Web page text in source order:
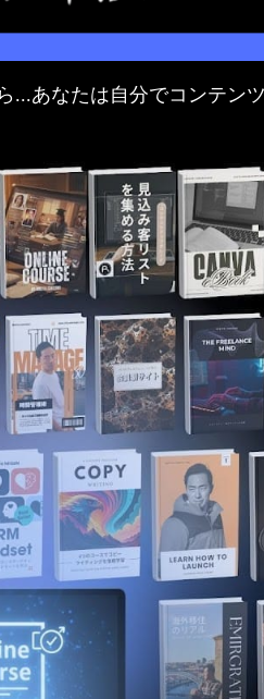
...あなたは自分でコンテン